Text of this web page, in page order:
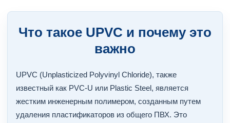
Что такое UPVC и почему это
важно
UPVC (Unplasticized Polyvinyl Chloride), также
известный как PVC-U или Plastic Steel, является
жестким инженерным полимером, созданным путем
удаления пластификаторов из общего ПВХ. Это